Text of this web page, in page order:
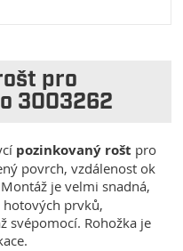
pro
3003262
pozinkovaný rošt pro
povrch, vzdálenost ok
Montáž je velmi snadná,
prvků,
svépomocí. Rohožka je